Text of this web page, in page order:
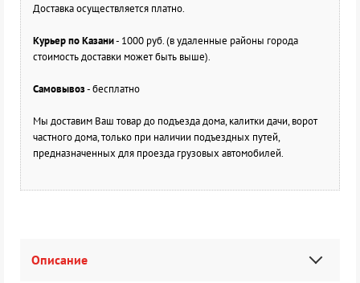
Доставка осуществляется платно.
Курьер по Казани- 1000 руб. (в удаленные районы города
стоимость доставки может быть выше).
Самовывоз- бесплатно
Мы доставим Ваш товар до подъезда дома, калитки дачи, ворот
частного дома, только при наличии подъездных путей,
предназначенных для проезда грузовых автомобилей.
Описание